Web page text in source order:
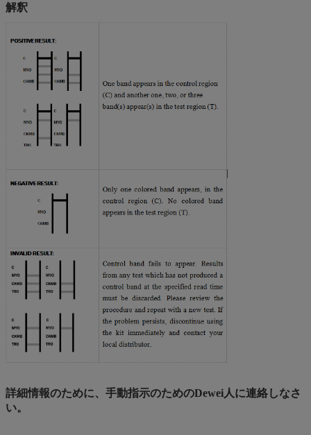
解釈
詳細情報のために、手動指示のためのDewei人に連絡しなさ
い。